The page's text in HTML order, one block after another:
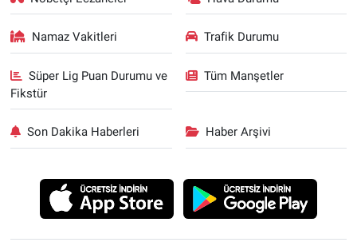
Namaz Vakitleri Trafik Durumu
Süper Lig Puan Durumu ve
Fikstür
Tüm Manşetler
Son Dakika Haberleri Haber Arşivi